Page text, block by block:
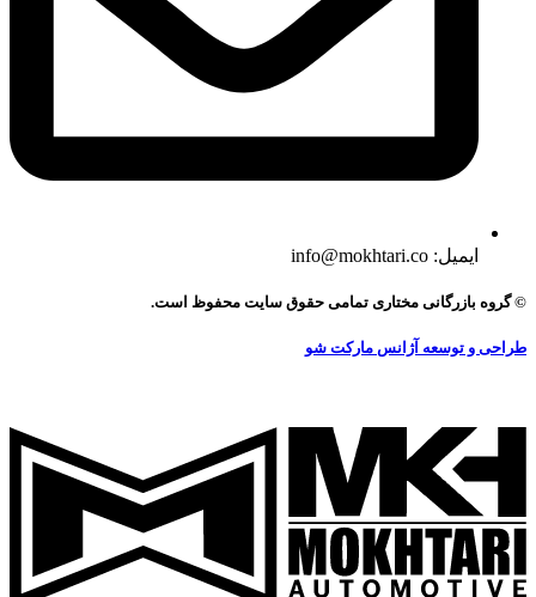
ایمیل: info@mokhtari.co
© گروه بازرگانی مختاری تمامی حقوق سایت محفوظ است.
طراحی و توسعه آژانس مارکت شو